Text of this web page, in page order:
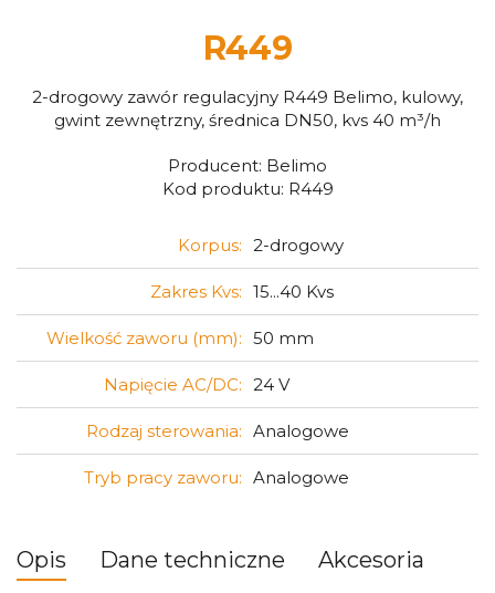
R449
2-drogowy zawór regulacyjny R449 Belimo, kulowy,
gwint zewnętrzny, średnica DN50, kvs 40 m³/h
Producent: Belimo
Kod produktu: R449
Korpus: 2-drogowy
Zakres Kvs: 15...40 Kvs
Wielkość zaworu (mm): 50 mm
Napięcie AC/DC: 24 V
Rodzaj sterowania: Analogowe
Tryb pracy zaworu: Analogowe
Opis Dane techniczne
Akcesoria